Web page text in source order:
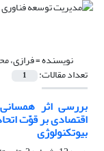
نویسنده =فرازی،
تعداد مقالات: 1
بررسی اثر
اقتصادی بر قوّت
بیوتکنولوژی